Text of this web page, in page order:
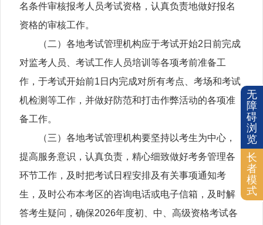
名条件审核报考人员考试资格，认真负责地做好报名
资格的审核工作。
（二）各地考试管理机构应于考试开始2日前完成
对监考人员、考试工作人员培训等各项考前准备工
作，于考试开始前1日内完成对所有考点、考场和考试
机检测等工作，并做好防范和打击作弊活动的各项准
备工作。
（三）各地考试管理机构要坚持以考生为中心，
提高服务意识，认真负责，精心细致做好考务管理各
环节工作，及时把考试日程安排及有关事项通知考
生，及时公布本考区的咨询电话或电子信箱，及时解
答考生疑问，确保2026年度初、中、高级资格考试各
无
障
碍
浏
览
长
者
模
式